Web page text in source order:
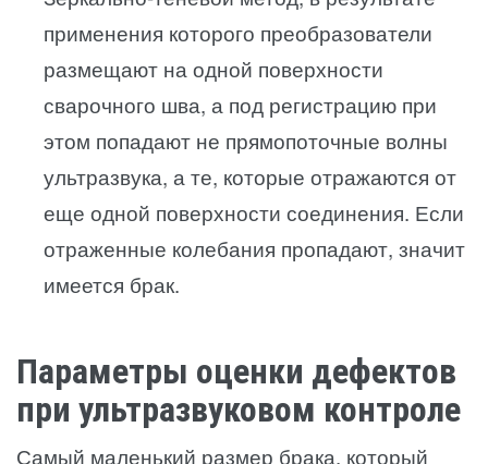
применения которого преобразователи
размещают на одной поверхности
сварочного шва, а под регистрацию при
этом попадают не прямопоточные волны
ультразвука, а те, которые отражаются от
еще одной поверхности соединения. Если
отраженные колебания пропадают, значит
имеется брак.
Параметры оценки дефектов
при ультразвуковом контроле
Самый маленький размер брака, который